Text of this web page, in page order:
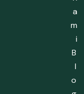
a
m
i
B
l
o